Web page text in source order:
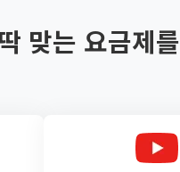
맞는 요금제를